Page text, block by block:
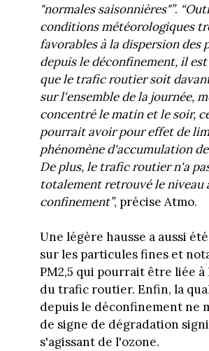
"normales saisonnières"”.
conditions météorologiques
favorables à la dispersion des
depuis le déconfinement, il
que le trafic routier soit
sur l'ensemble de la journée,
concentré le matin et le soir,
pourrait avoir pour effet de
phénomène d'accumulation
De plus, le trafic routier n'a
totalement retrouvé le niveau
confinement”, précise Atmo.
Une légère hausse a aussi
sur les particules fines et
PM2,5 qui pourrait être liée à
du trafic routier. Enfin, la
depuis le déconfinement ne
de signe de dégradation
s'agissant de l'ozone.